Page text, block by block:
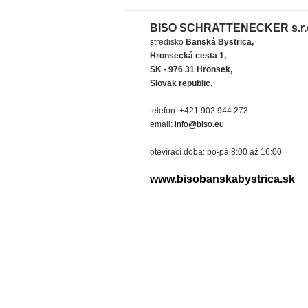
BISO SCHRATTENECKER
stredisko Banská Bystrica,
Hronsecká cesta 1,
SK - 976 31 Hronsek,
Slovak republic.
telefon: +421 902 944 273
email: info@biso.eu
otevírací doba: po-pá 8:00 až 16:00
www.bisobanskabystrica.sk